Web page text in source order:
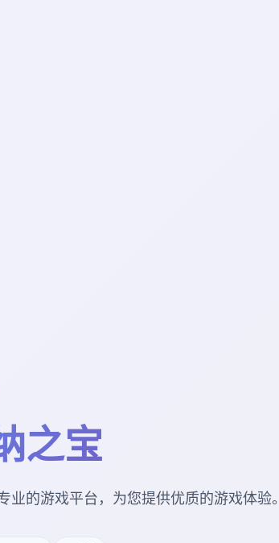
之宝
业的游戏平台，为您提供优质的游戏体验。